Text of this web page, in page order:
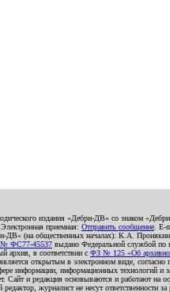
издания «Дебри-ДВ» со знаком
приемная: Отправить сообщение . E-
ДВ» (на общественных началах):
ФС77-45537 выдано Федеральной службой по
архив, в соответствии с ФЗ № 125 «Об
открытым в электронном виде,
информации, информационных технологий и
Сайт и редакция основываются и работают
журналист не несут ответственности